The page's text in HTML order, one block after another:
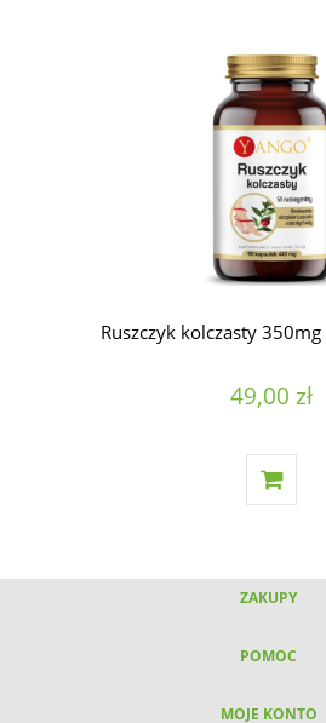
Ruszczyk kolczasty
49,00 zł
ZAKUPY
POMOC
MOJE KONTO